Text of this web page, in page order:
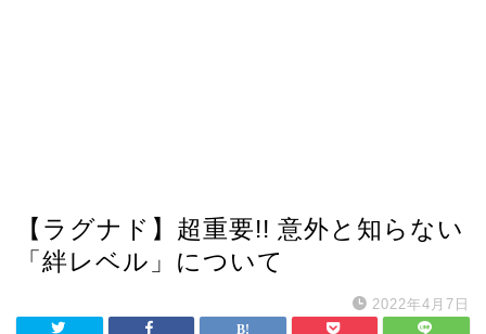
【ラグナド】超重要!! 意外と知らない
「絆レベル」について
2022年4月7日